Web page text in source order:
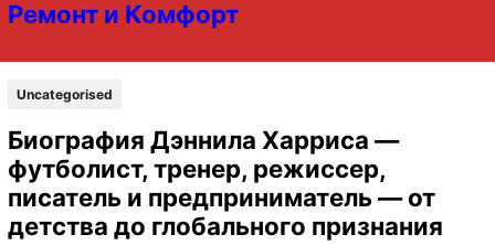
Ремонт и Комфорт
Uncategorised
Биография Дэннила Харриса —
футболист, тренер, режиссер,
писатель и предприниматель — от
детства до глобального признания